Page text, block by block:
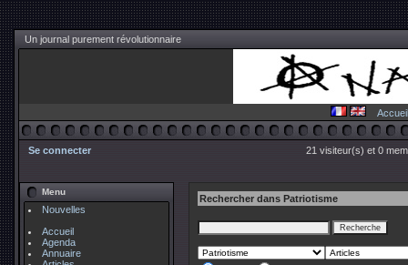
Un journal purement révolutionnaire
Accueil
Se connecter 21 visiteur(s) et 0
Menu
Nouvelles
Accueil
Agenda
Annuaire
Rechercher dans Patriotisme